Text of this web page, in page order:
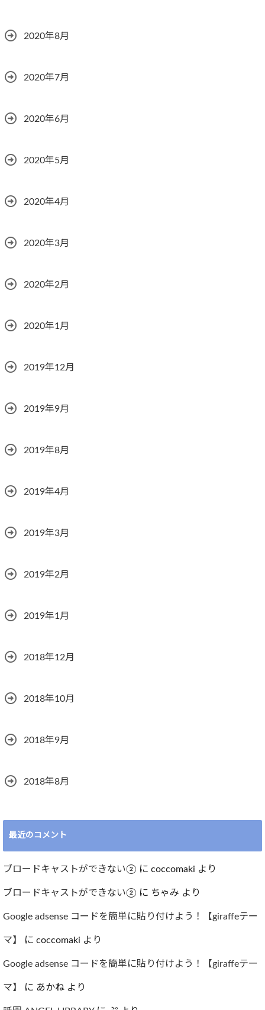
2020年8月
2020年7月
2020年6月
2020年5月
2020年4月
2020年3月
2020年2月
2020年1月
2019年12月
2019年9月
2019年8月
2019年4月
2019年3月
2019年2月
2019年1月
2018年12月
2018年10月
2018年9月
2018年8月
最近のコメント
ブロードキャストができない② に coccomaki より
ブロードキャストができない② に ちゃみ より
Google adsense コードを簡単に貼り付けよう！【giraffeテー
マ】 に coccomaki より
Google adsense コードを簡単に貼り付けよう！【giraffeテー
マ】 に あかね より